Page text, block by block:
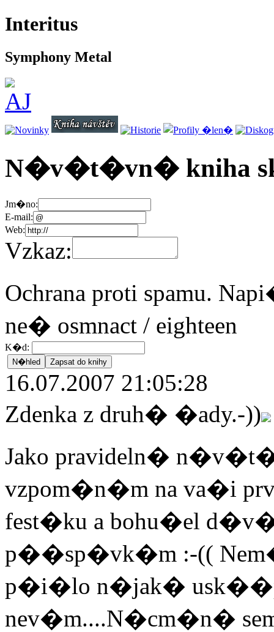
Interitus
Symphony Metal
N�v�t�vn� kniha
Jm�no:
E-mail:
Web:
Vzkaz:
Ochrana proti spamu.
ne� osmnact / eighteen
K�d:
16.07.2007 21:05:28
Zdenka z druh� �ady.-))
Jako pravideln�
vzpom�n�m na va�i
fest�ku a bohu�el
p��sp�vk�m :-((
p�i�lo n�jak�
nev�m....N�cm�n�